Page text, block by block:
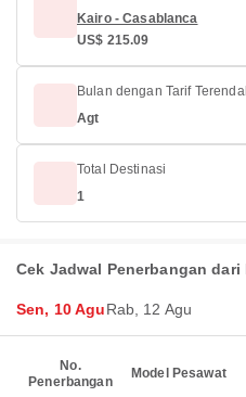
Kairo - Casablanca
US$ 215.09
Bulan dengan Tarif
Agt
Total Destinasi
1
Cek Jadwal Penerbangan
Sen, 10 AguRab, 12 Agu
No.
Penerbangan
Model Pesawat